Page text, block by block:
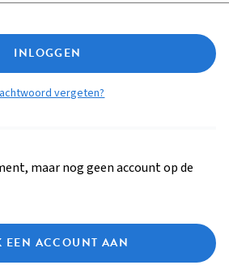
INLOGGEN
vergeten?
maar nog geen account op de
EEN ACCOUNT AAN